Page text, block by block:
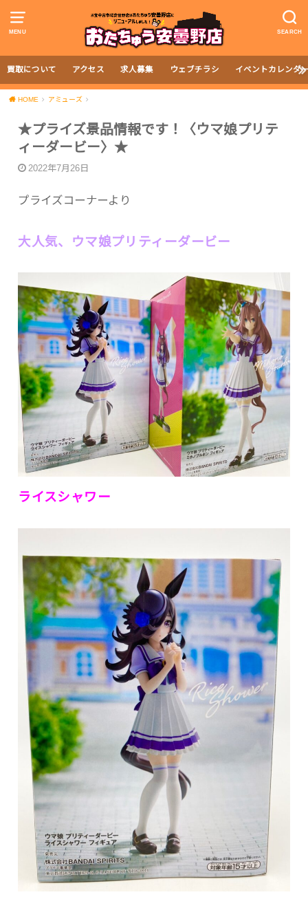
MENU SEARCH
買取について アクセス 求人募集 ウェブチラシ イベントカレンダ
HOME アミューズ
★プライズ景品情報です！〈ウマ娘プリテ
ィーダービー〉★
2022年7月26日
プライズコーナーより
大人気、ウマ娘プリティーダービー
ライスシャワー